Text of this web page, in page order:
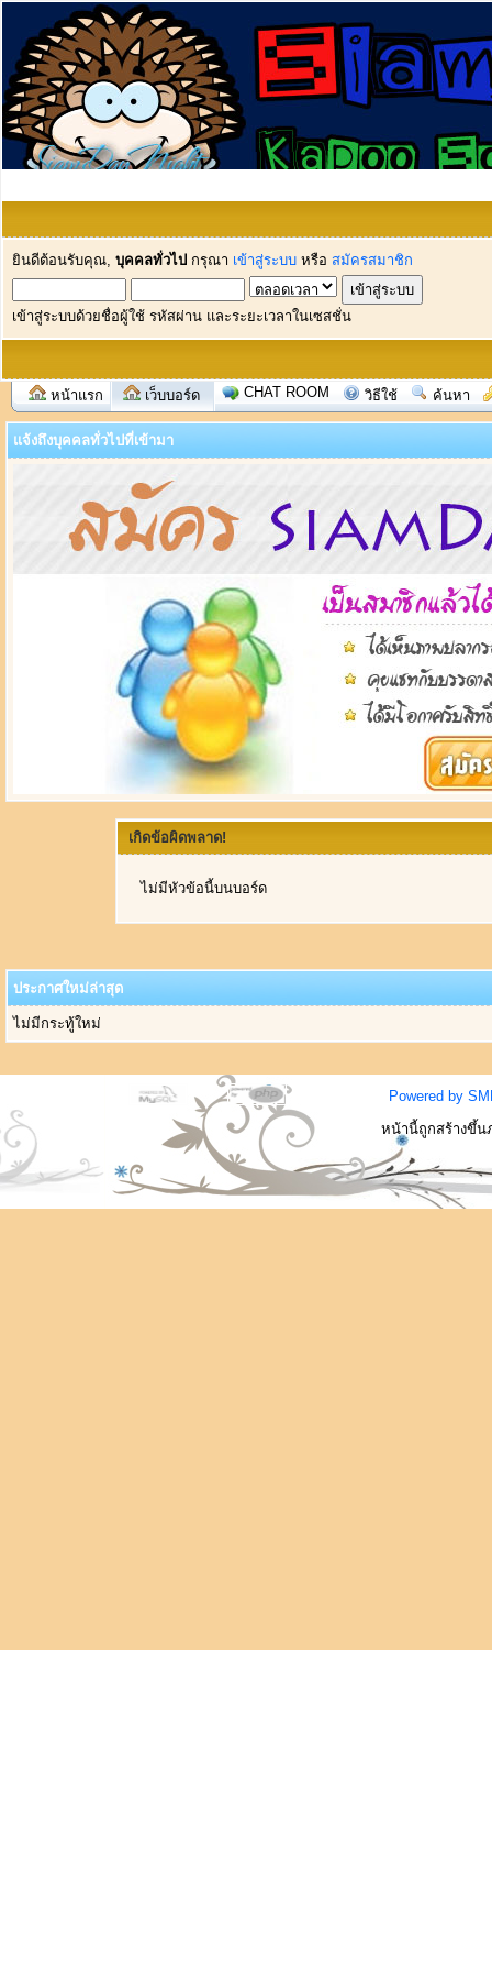
ยินดีต้อนรับคุณ, บุคคลทั่วไป กรุณา เข้าสู่ระบบ หรือ สมัครสมาชิก
เข้าสู่ระบบด้วยชื่อผู้ใช้ รหัสผ่าน และระยะเวลาในเซสชั่น
หน้าแรก เว็บบอร์ด CHAT ROOM วิธีใช้ ค้นหา
แจ้งถึงบุคคลทั่วไปที่เข้ามา
เกิดข้อผิดพลาด!
ไม่มีหัวข้อนี้บนบอร์ด
ประกาศใหม่ล่าสุด
ไม่มีกระทู้ใหม่
Powered by
หน้านี้ถูกสร้างขึ้น